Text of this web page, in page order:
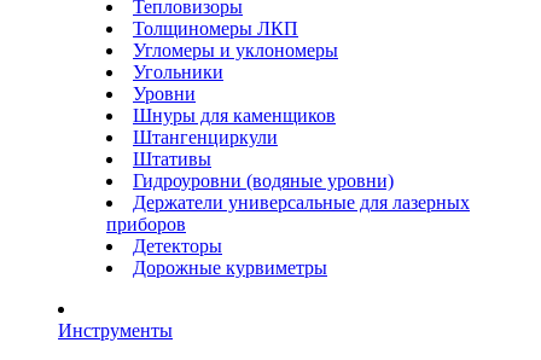
Тепловизоры
Толщиномеры ЛКП
Угломеры и уклономеры
Угольники
Уровни
Шнуры для каменщиков
Штангенциркули
Штативы
Гидроуровни (водяные уровни)
Держатели универсальные для лазерных
приборов
Детекторы
Дорожные курвиметры
Инструменты